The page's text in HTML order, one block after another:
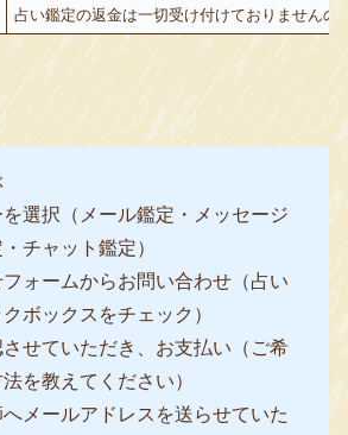
占い鑑定の返金は一切受け付けておりません
選択（メール鑑定・メッセージ
チャット鑑定）
ォームからお問い合わせ（占い
ボックスをチェック）
せていただき、お支払い（ご希
を教えてください）
メールアドレスを送らせていた